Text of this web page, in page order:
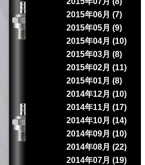
2015年06月 (7)
2015年05月 (9)
2015年04月 (10)
2015年03月 (8)
2015年02月 (11)
2015年01月 (8)
2014年12月 (10)
2014年11月 (17)
2014年10月 (14)
2014年09月 (10)
2014年08月 (22)
2014年07月 (19)